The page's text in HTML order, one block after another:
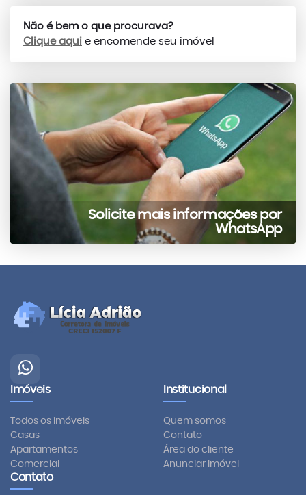
Não é bem o que procurava?
Clique aqui e encomende seu imóvel
Solicite mais informações por
WhatsApp
Imóveis
Todos os imóveis
Casas
Apartamentos
Comercial
Institucional
Quem somos
Contato
Área do cliente
Anunciar Imóvel
Contato